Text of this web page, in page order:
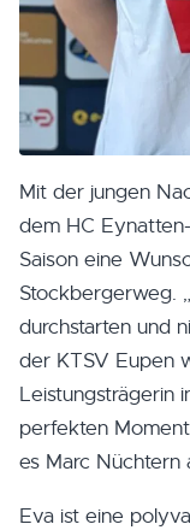
Mit der jungen
dem HC
Saison eine
Stockbergerweg.
durchstarten und
der KTSV Eupen
Leistungsträgerin
perfekten
es Marc Nüchtern
Eva ist eine